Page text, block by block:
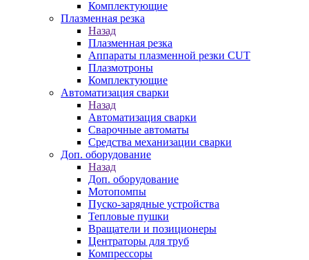
Комплектующие
Плазменная резка
Назад
Плазменная резка
Аппараты плазменной резки CUT
Плазмотроны
Комплектующие
Автоматизация сварки
Назад
Автоматизация сварки
Сварочные автоматы
Средства механизации сварки
Доп. оборудование
Назад
Доп. оборудование
Мотопомпы
Пуско-зарядные устройства
Тепловые пушки
Вращатели и позиционеры
Центраторы для труб
Компрессоры